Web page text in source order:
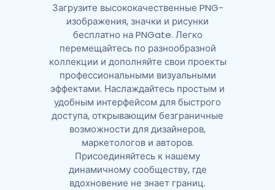
Загрузите высококачественные PNG-
изображения, значки и рисунки
бесплатно на PNGate. Легко
перемещайтесь по разнообразной
коллекции и дополняйте свои проекты
профессиональными визуальными
эффектами. Наслаждайтесь простым и
удобным интерфейсом для быстрого
доступа, открывающим безграничные
возможности для дизайнеров,
маркетологов и авторов.
Присоединяйтесь к нашему
динамичному сообществу, где
вдохновение не знает границ.